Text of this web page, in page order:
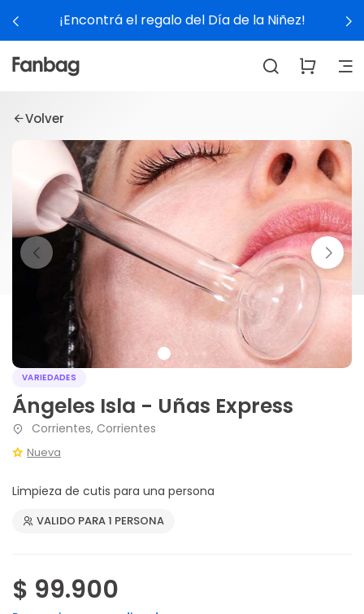
¡Encontrá el regalo del Día de la Niñez!
Volver
VARIEDADES
Ángeles Isla - Uñas Express
Corrientes, Corrientes
Nueva
Limpieza de cutis para una persona
VALIDO PARA 1 PERSONA
$ 99.900